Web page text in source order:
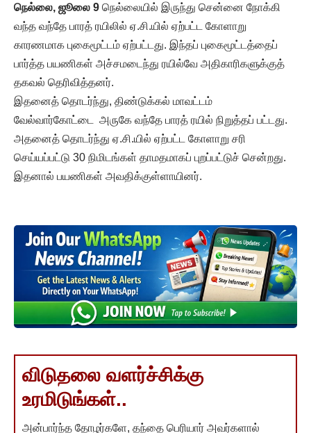
நெல்லை, ஜூலை 9 நெல்லையில் இருந்து சென்னை நோக்கி
வந்த வந்தே பாரத் ரயிலில் ஏ.சி.யில் ஏற்பட்ட கோளாறு
காரணமாக புகைமூட்டம் ஏற்பட்டது. இந்தப் புகைமூட்டத்தைப்
பார்த்த பயணிகள் அச்சமடைந்து ரயில்வே அதிகாரிகளுக்குத்
தகவல் தெரிவித்தனர்.
இதனைத் தொடர்ந்து, திண்டுக்கல் மாவட்டம்
வேல்வார்கோட்டை அருகே வந்தே பாரத் ரயில் நிறுத்தப் பட்டது.
அதனைத் தொடர்ந்து ஏ.சி.யில் ஏற்பட்ட கோளாறு சரி
செய்யப்பட்டு 30 நிமிடங்கள் தாமதமாகப் புறப்பட்டுச் சென்றது.
இதனால் பயணிகள் அவதிக்குள்ளாயினர்.
விடுதலை வளர்ச்சிக்கு
உரமிடுங்கள்..
அன்பார்ந்த தோழர்களே, தந்தை பெரியார் அவர்களால்